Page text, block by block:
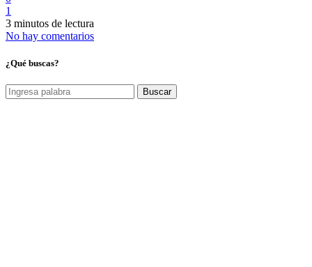
1
3 minutos de lectura
No hay comentarios
¿Qué buscas?
Buscar